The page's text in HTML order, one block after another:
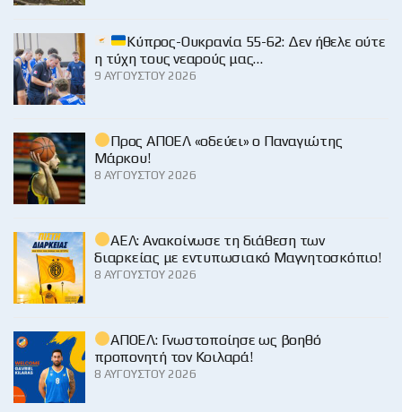
Κύπρος-Ουκρανία 55-62: Δεν ήθελε ούτε
η τύχη τους νεαρούς μας…
9 ΑΥΓΟΎΣΤΟΥ 2026
Προς ΑΠΟΕΛ «οδεύει» ο Παναγιώτης
Μάρκου!
8 ΑΥΓΟΎΣΤΟΥ 2026
ΑΕΛ: Ανακοίνωσε τη διάθεση των
διαρκείας με εντυπωσιακό Μαγνητοσκόπιο!
8 ΑΥΓΟΎΣΤΟΥ 2026
ΑΠΟΕΛ: Γνωστοποίησε ως βοηθό
προπονητή τον Κοιλαρά!
8 ΑΥΓΟΎΣΤΟΥ 2026